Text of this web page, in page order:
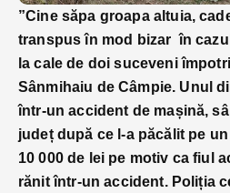
”Cine săpa groapa altuia,
transpus în mod bizar în
la cale de doi suceveni
Sânmihaiu de Câmpie. Unul
într-un accident de mașină,
județ după ce l-a păcălit pe
10 000 de lei pe motiv ca fiul
rănit într-un accident. Poliția